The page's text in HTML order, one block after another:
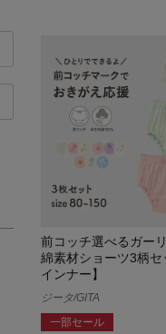
前コッチ選べるガー
綿素材ショーツ3柄
インナー】
ジータ/GITA
一部セール